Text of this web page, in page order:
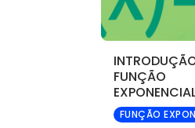
FUNÇÃO
FUNÇÃO